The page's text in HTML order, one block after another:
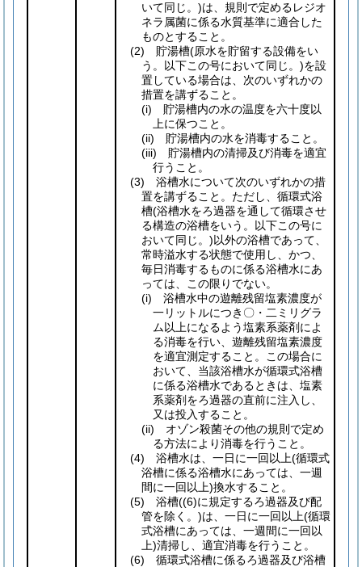
いて同じ。)は、規則で定めるレジオ
ネラ属菌に係る水質基準に適合した
ものとすること。
(2) 貯湯槽(原水を貯留する設備をい
う。以下この号において同じ。)を設
置している場合は、次のいずれかの
措置を講ずること。
(i) 貯湯槽内の水の温度を六十度以
上に保つこと。
(ii) 貯湯槽内の水を消毒すること。
(iii) 貯湯槽内の清掃及び消毒を適宜
行うこと。
(3) 浴槽水について次のいずれかの措
置を講ずること。ただし、循環式浴
槽(浴槽水をろ過器を通して循環させ
る構造の浴槽をいう。以下この号に
おいて同じ。)以外の浴槽であって、
常時溢水する状態で使用し、かつ、
毎日消毒するものに係る浴槽水にあ
っては、この限りでない。
(i) 浴槽水中の遊離残留塩素濃度が
一リットルにつき〇・二ミリグラ
ム以上になるよう塩素系薬剤によ
る消毒を行い、遊離残留塩素濃度
を適宜測定すること。この場合に
おいて、当該浴槽水が循環式浴槽
に係る浴槽水であるときは、塩素
系薬剤をろ過器の直前に注入し、
又は投入すること。
(ii) オゾン殺菌その他の規則で定め
る方法により消毒を行うこと。
(4) 浴槽水は、一日に一回以上(循環式
浴槽に係る浴槽水にあっては、一週
間に一回以上)換水すること。
(5) 浴槽((6)に規定するろ過器及び配
管を除く。)は、一日に一回以上(循環
式浴槽にあっては、一週間に一回以
上)清掃し、適宜消毒を行うこと。
(6) 循環式浴槽に係るろ過器及び浴槽